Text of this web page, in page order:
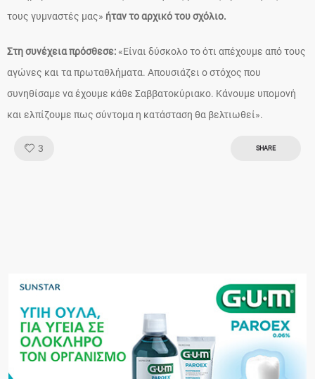
τους γυμναστές μας» ήταν το αρχικό του σχόλιο.
Στη συνέχεια πρόσθεσε: «Είναι δύσκολο το ότι απέχουμε από τους
αγώνες και τα πρωταθλήματα. Απουσιάζει ο στόχος που
συνηθίσαμε να έχουμε κάθε Σαββατοκύριακο. Κάνουμε υπομονή
και ελπίζουμε πως σύντομα η κατάσταση θα βελτιωθεί».
3 SHARE